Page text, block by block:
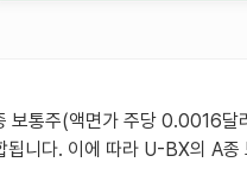
보통주(액면가 주당
니다. 이에 따라 U-BX의 A